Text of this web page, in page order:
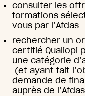
consulter les
formations
vous par l’Afdas
rechercher un
certifié Qualiopi
une catégorie
(et ayant fait
demande de
auprès de